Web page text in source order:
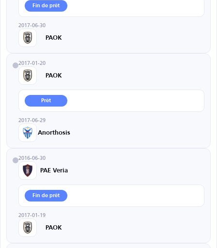
Fin de prêt
2017-06-30
PAOK
2017-01-20
PAOK
Prêt
2017-06-29
Anorthosis
2016-06-30
PAE Veria
Fin de prêt
2017-01-19
PAOK